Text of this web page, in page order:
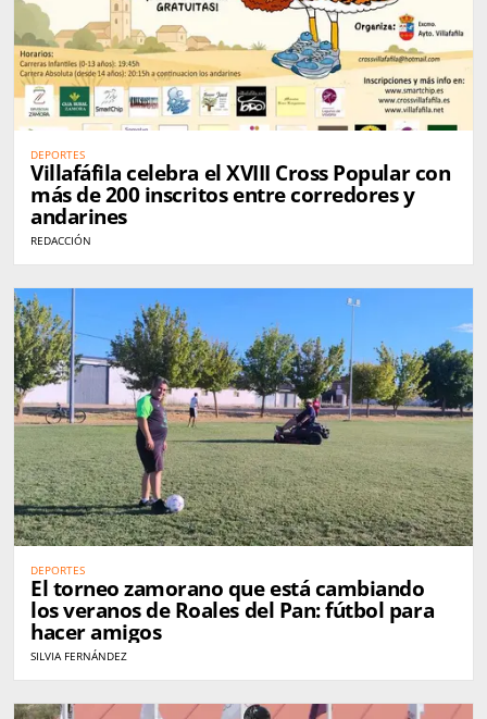
DEPORTES
Villafáfila celebra el XVIII Cross Popular con
más de 200 inscritos entre corredores y
andarines
REDACCIÓN
DEPORTES
El torneo zamorano que está cambiando
los veranos de Roales del Pan: fútbol para
hacer amigos
SILVIA FERNÁNDEZ